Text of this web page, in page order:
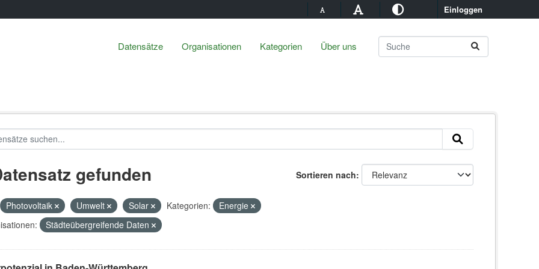
Einloggen
Datensätze Organisationen Kategorien Über uns
Sortieren nach
gefunden
Photovoltaik Umwelt Solar Kategorien:
Energie
Städteübergreifende Daten